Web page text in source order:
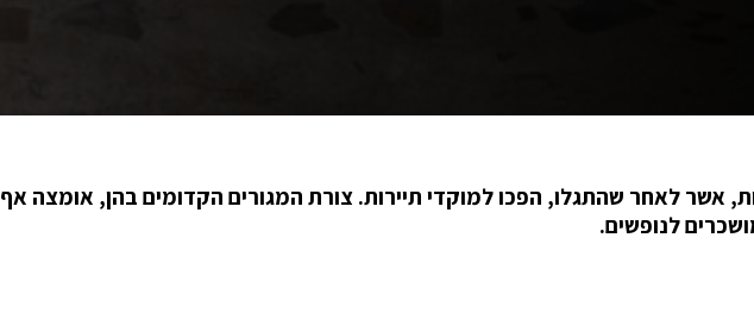
אשר לאחר שהתגלו, הפכו למוקדי תיירות. צורת המגורים הקדומים בהן, אומצה אף
לנופשים.